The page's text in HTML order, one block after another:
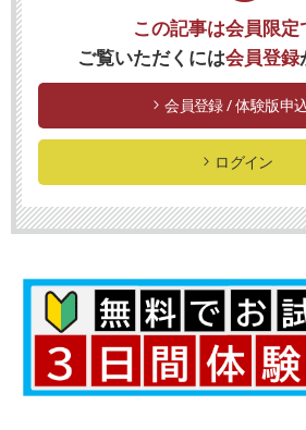
この記事は会員限定
ご覧いただくには会員登録
会員登録 / 体験版申
ログイン